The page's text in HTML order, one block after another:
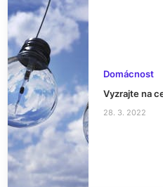
Domácnost
Vyzrajte na
28. 3. 2022